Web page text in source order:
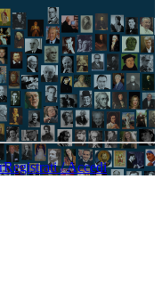
Registrati / Accedi